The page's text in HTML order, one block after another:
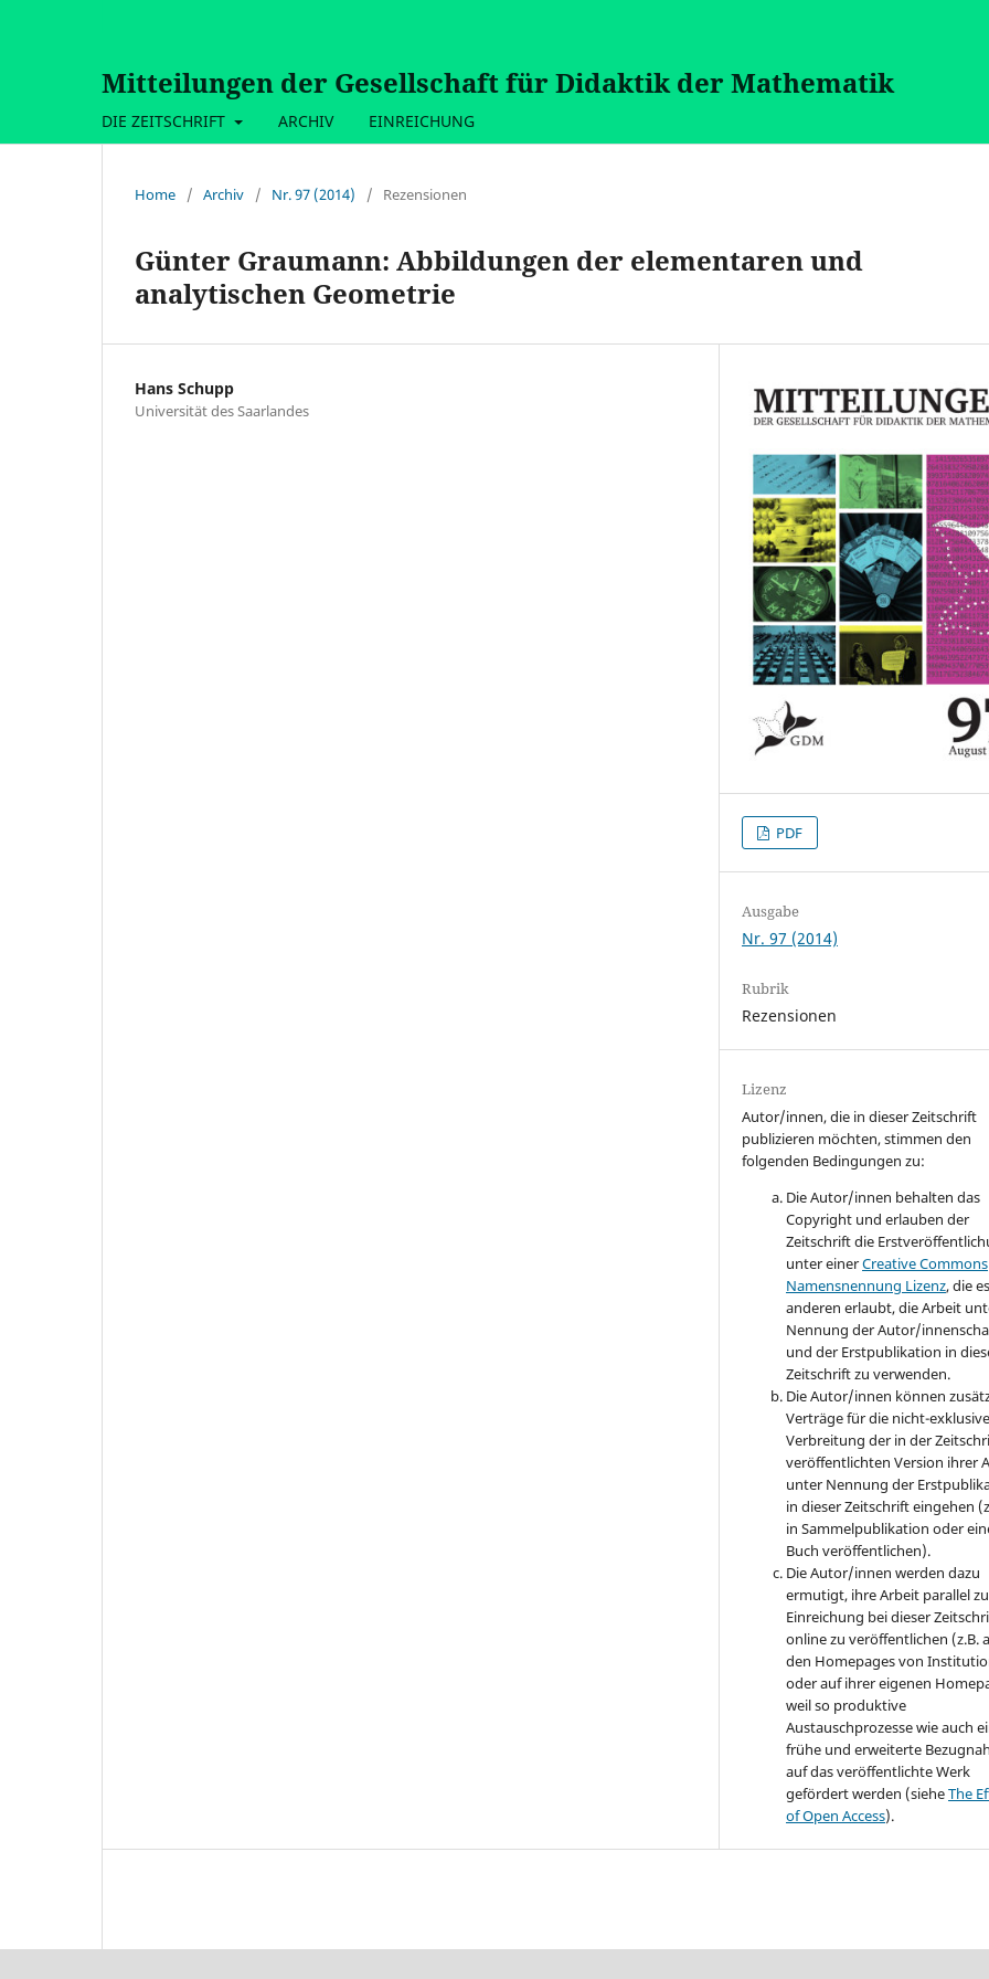
Mitteilungen der Gesellschaft für Didaktik der Mathematik
DIE ZEITSCHRIFT ARCHIV EINREICHUNG
Home / Archiv / Nr. 97 (2014) / Rezensionen
Günter Graumann: Abbildungen der elementaren und
analytischen Geometrie
Hans Schupp
Universität des Saarlandes
PDF
Ausgabe
Nr. 97 (2014)
Rubrik
Rezensionen
Lizenz
Autor/innen, die in dieser Zeitschrift
publizieren möchten, stimmen den
folgenden Bedingungen zu:
Die Autor/innen behalten das
Copyright und erlauben der
Zeitschrift die
unter einerCreative Commons
Namensnennung Lizenz, die es
anderen erlaubt, die Arbeit
Nennung der Autor/
und der Erstpublikation in
Zeitschrift zu verwenden.
Die Autor/innen können
Verträge für die nicht-exklusive
Verbreitung der in der
veröffentlichten Version ihrer
unter Nennung der
in dieser Zeitschrift eingehen
in Sammelpublikation oder
Buch veröffentlichen).
Die Autor/innen werden dazu
ermutigt, ihre Arbeit parallel
Einreichung bei dieser
online zu veröffentlichen (z.B.
den Homepages von
oder auf ihrer eigenen
weil so produktive
Austauschprozesse wie auch
frühe und erweiterte
auf das veröffentlichte Werk
gefördert werden (sieheThe
of Open Access).